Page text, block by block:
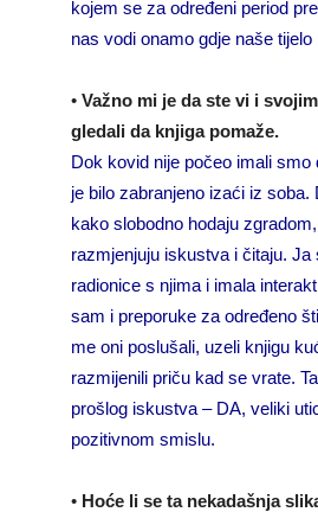
kojem se za određeni period
nas vodi onamo gdje naše
• Važno mi je da ste vi i
gledali da knjiga pomaže.
Dok kovid nije počeo imali smo
je bilo zabranjeno izaći iz soba.
kako slobodno hodaju
razmjenjuju iskustva i čitaju. Ja
radionice s njima i imala
sam i preporuke za određeno
me oni poslušali, uzeli knjigu
razmijenili priču kad se vrate.
prošlog iskustva – DA, veliki
pozitivnom smislu.
• Hoće li se ta nekadašnja